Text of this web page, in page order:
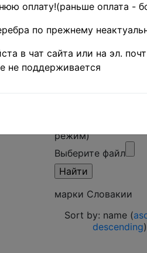
Home»
EUROPE »
Словакия
♦♦
Поиск в
режим)
Выберите файл
марки Словакии
Sort by: name (
descending
оплату!(раньше оплата -
по прежнему
в чат сайта или на эл.
не поддерживается